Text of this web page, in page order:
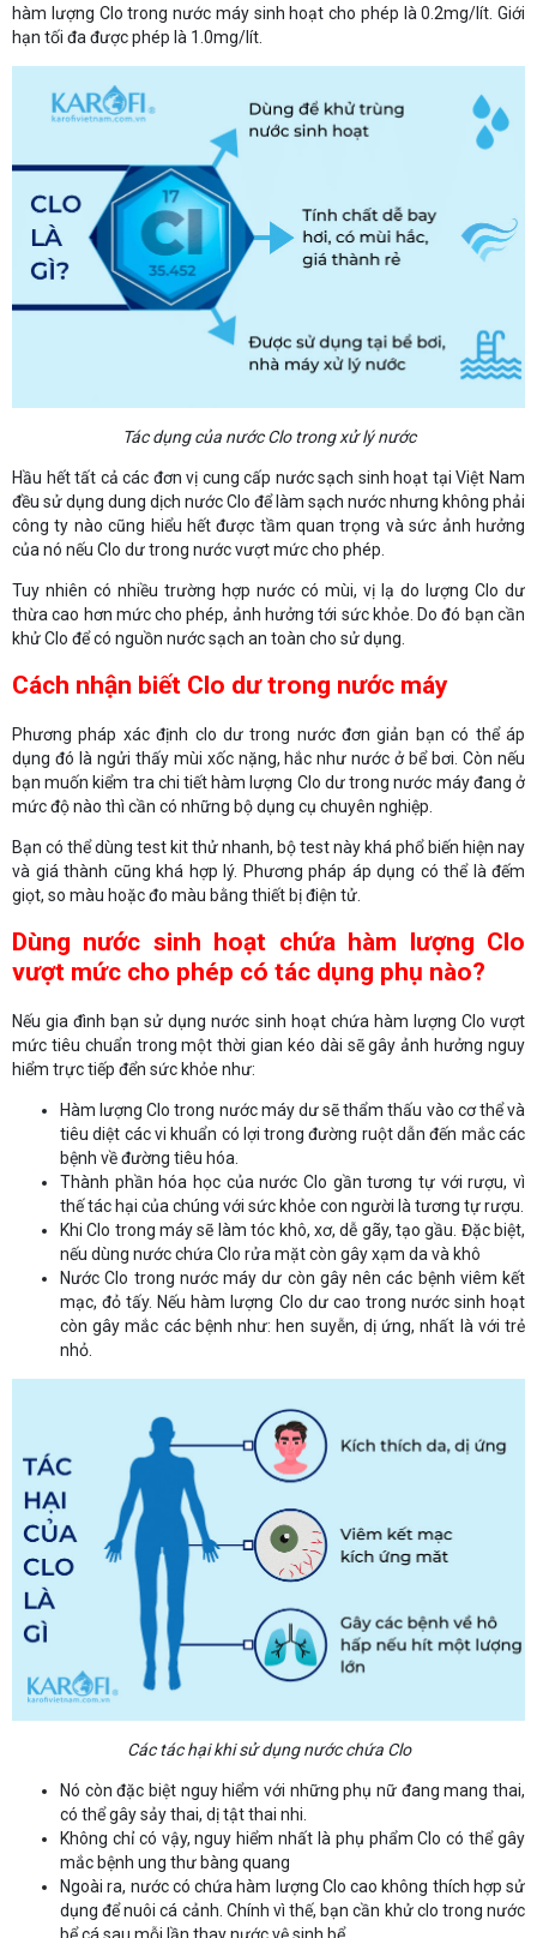
hàm lượng Clo trong nước máy sinh hoạt cho phép là 0.2mg/lít. Giới
hạn tối đa được phép là 1.0mg/lít.
Tác dụng của nước Clo trong xử lý nước
Hầu hết tất cả các đơn vị cung cấp nước sạch sinh hoạt tại Việt Nam
đều sử dụng dung dịch nước Clo để làm sạch nước nhưng không phải
công ty nào cũng hiểu hết được tầm quan trọng và sức ảnh hưởng
của nó nếu Clo dư trong nước vượt mức cho phép.
Tuy nhiên có nhiều trường hợp nước có mùi, vị lạ do lượng Clo dư
thừa cao hơn mức cho phép, ảnh hưởng tới sức khỏe. Do đó bạn cần
khử Clo để có nguồn nước sạch an toàn cho sử dụng.
Cách nhận biết Clo dư trong nước máy
Phương pháp xác định clo dư trong nước đơn giản bạn có thể áp
dụng đó là ngửi thấy mùi xốc nặng, hắc như nước ở bể bơi. Còn nếu
bạn muốn kiểm tra chi tiết hàm lượng Clo dư trong nước máy đang ở
mức độ nào thì cần có những bộ dụng cụ chuyên nghiệp.
Bạn có thể dùng test kit thử nhanh, bộ test này khá phổ biến hiện nay
và giá thành cũng khá hợp lý. Phương pháp áp dụng có thể là đếm
giọt, so màu hoặc đo màu bằng thiết bị điện tử.
Dùng nước sinh hoạt chứa hàm lượng Clo
vượt mức cho phép có tác dụng phụ nào?
Nếu gia đình bạn sử dụng nước sinh hoạt chứa hàm lượng Clo vượt
mức tiêu chuẩn trong một thời gian kéo dài sẽ gây ảnh hưởng nguy
hiểm trực tiếp đển sức khỏe như:
Hàm lượng Clo trong nước máy dư sẽ thẩm thấu vào cơ thể và
tiêu diệt các vi khuẩn có lợi trong đường ruột dẫn đến mắc các
bệnh về đường tiêu hóa.
Thành phần hóa học của nước Clo gần tương tự với rượu, vì
thế tác hại của chúng với sức khỏe con người là tương tự rượu.
Khi Clo trong máy sẽ làm tóc khô, xơ, dễ gãy, tạo gầu. Đặc biệt,
nếu dùng nước chứa Clo rửa mặt còn gây xạm da và khô
Nước Clo trong nước máy dư còn gây nên các bệnh viêm kết
mạc, đỏ tấy. Nếu hàm lượng Clo dư cao trong nước sinh hoạt
còn gây mắc các bệnh như: hen suyễn, dị ứng, nhất là với trẻ
nhỏ.
Các tác hại khi sử dụng nước chứa Clo
Nó còn đặc biệt nguy hiểm với những phụ nữ đang mang thai,
có thể gây sảy thai, dị tật thai nhi.
Không chỉ có vậy, nguy hiểm nhất là phụ phẩm Clo có thể gây
mắc bệnh ung thư bàng quang
Ngoài ra, nước có chứa hàm lượng Clo cao không thích hợp sử
dụng để nuôi cá cảnh. Chính vì thế, bạn cần khử clo trong nước
bể cá sau mỗi lần thay nước vệ sinh bể.